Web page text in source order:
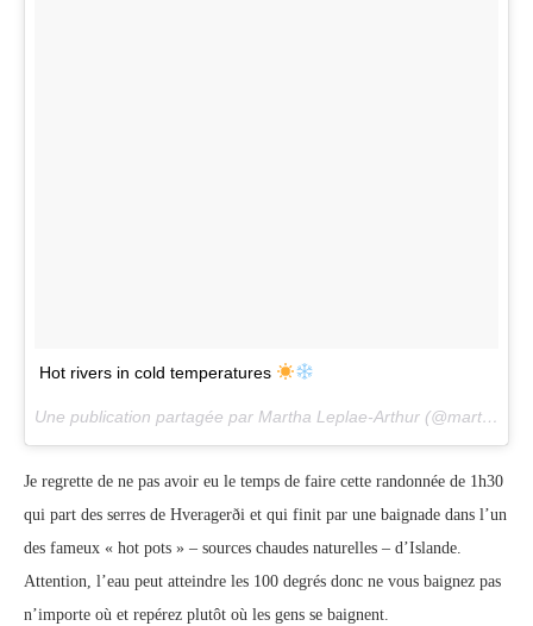
Hot rivers in cold temperatures
Une publication partagée par Martha Leplae-Arthur (@martha.leplae.arthur) le
Je regrette de ne pas avoir eu le temps de faire cette randonnée de 1h30
qui part des serres de Hveragerði et qui finit par une baignade dans l’un
des fameux « hot pots » – sources chaudes naturelles – d’Islande.
Attention, l’eau peut atteindre les 100 degrés donc ne vous baignez pas
n’importe où et repérez plutôt où les gens se baignent.